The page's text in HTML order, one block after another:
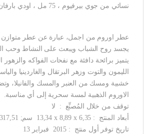
نسائي من جوي بيرفيوم ، 75 مل ، اودي بارفان ، 048
عطر اوروم من اجمل، عبارة عن عطر
يجسد روح الشباب ويبعث على النشاط وحب
يتميز برائحة دافئة مع نفحات الفواكه والزهور
الليمون والتوت وزهر البرتقال والغاردينيا
خشبية ومسك من العنبر والمسك والفانيلا،
الاوروم الذهبية لمسة سحرية إلى أي مناسبة.
توقف من خلال المُصنِّع ‏ : ‎ لا
أبعاد المنتج ‏ : ‎ 13,34 x 8,89 x 6,35 سم; 317,51 جرام
تاريخ توفر أول منتج ‏ : ‎ 2015 فبراير 13